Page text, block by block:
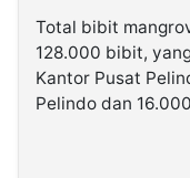
Total bibit
128.000 bibit,
Kantor Pusat
Pelindo dan